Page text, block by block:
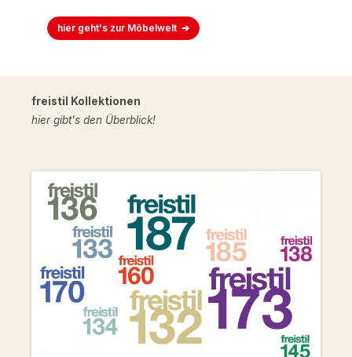
hier geht's zur Möbelwelt
freistil Kollektionen
hier gibt's den Überblick!